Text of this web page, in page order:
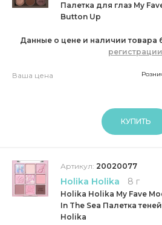
Палетка для глаз My
Button Up
Данные о цене и наличии товара
регистрации
Ваша цена
КУПИТЬ
Артикул: 20020077
Holika Holika 8 г
Holika Holika My Fave
In The Sea Палетка
Holika